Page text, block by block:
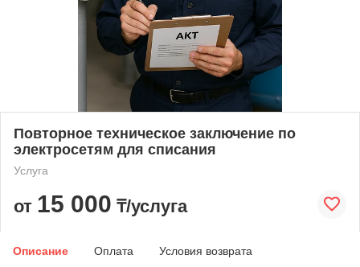
Повторное техническое заключение по
электросетям для списания
Услуга
от 15 000 ₸/услуга
Описание Оплата Условия возврата